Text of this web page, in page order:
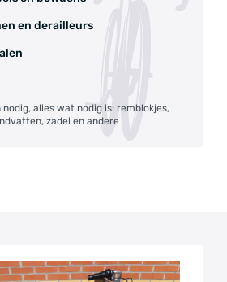
en derailleurs
alles wat nodig is: remblokjes,
zadel en andere